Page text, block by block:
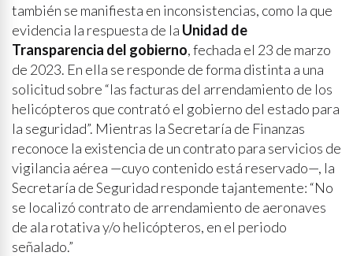
también se manifiesta en inconsistencias, como la que
evidencia la respuesta de la Unidad de
Transparencia del gobierno, fechada el 23 de marzo
de 2023. En ella se responde de forma distinta a una
solicitud sobre “las facturas del arrendamiento de los
helicópteros que contrató el gobierno del estado para
la seguridad”. Mientras la Secretaría de Finanzas
reconoce la existencia de un contrato para servicios de
vigilancia aérea —cuyo contenido está reservado—, la
Secretaría de Seguridad responde tajantemente: “No
se localizó contrato de arrendamiento de aeronaves
de ala rotativa y/o helicópteros, en el periodo
señalado.”